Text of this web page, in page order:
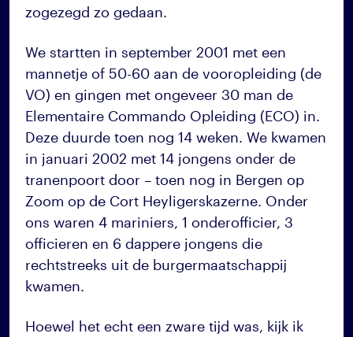
zogezegd zo gedaan.
We startten in september 2001 met een
mannetje of 50-60 aan de vooropleiding (de
VO) en gingen met ongeveer 30 man de
Elementaire Commando Opleiding (ECO) in.
Deze duurde toen nog 14 weken. We kwamen
in januari 2002 met 14 jongens onder de
tranenpoort door – toen nog in Bergen op
Zoom op de Cort Heyligerskazerne. Onder
ons waren 4 mariniers, 1 onderofficier, 3
officieren en 6 dappere jongens die
rechtstreeks uit de burgermaatschappij
kwamen.
Hoewel het echt een zware tijd was, kijk ik